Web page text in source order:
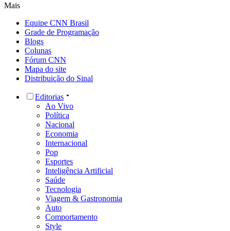
Mais
Equipe CNN Brasil
Grade de Programação
Blogs
Colunas
Fórum CNN
Mapa do site
Distribuição do Sinal
Editorias
Ao Vivo
Política
Nacional
Economia
Internacional
Pop
Esportes
Inteligência Artificial
Saúde
Tecnologia
Viagem & Gastronomia
Auto
Comportamento
Style